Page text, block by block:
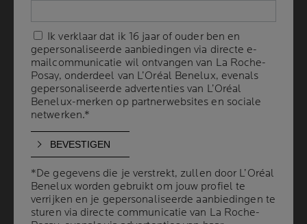
STAP VOOR STAP AAN?
8 min leestijd| 18 december 2025
Het is belangrijk om te weten hoe je zonnebrandcrème
stap voor stap aanbrengt om je huid te beschermen
tegen schadelijke uv-straling en om huidschade op de
zonnebrandcrème of plekken die zijn overgeslagen
maken je huid gevoelig voor blootstelling aan de zon
en mogelijke hyperpigmentatie.
Ik verklaar dat ik 16 jaar of ouder ben en
gepersonaliseerde aanbiedingen via directe e-
mailcommunicatie wil ontvangen van La Roche-
Posay, onderdeel van L’Oréal Benelux, evenals
gepersonaliseerde advertenties van L’Oréal
Benelux-merken op partnerwebsites en sociale
netwerken.*
*De gegevens die je verstrekt, zullen door L’Oréal
Benelux worden gebruikt om jouw profiel te
verrijken en je gepersonaliseerde aanbiedingen te
sturen via directe communicatie van La Roche-
Ik verklaar dat ik 16 jaar of ouder ben en
gepersonaliseerde aanbiedingen via directe e-
mailcommunicatie wil ontvangen van La Roche-
Posay, onderdeel van L’Oréal Benelux, evenals
gepersonaliseerde advertenties van L’Oréal
Benelux-merken op partnerwebsites en sociale
netwerken.*
*De gegevens die je verstrekt, zullen door L’Oréal
Benelux worden gebruikt om jouw profiel te
verrijken en je gepersonaliseerde aanbiedingen te
sturen via directe communicatie van La Roche-